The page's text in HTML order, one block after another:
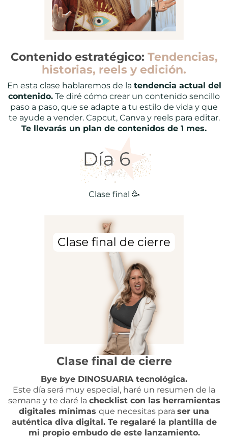
Contenido estratégico: Tendencias,
historias, reels y edición.
En esta clase hablaremos de la tendencia actual del
contenido. Te diré cómo crear un contenido sencillo
paso a paso, que se adapte a tu estilo de vida y que
te ayude a vender. Capcut, Canva y reels para editar.
Te llevarás un plan de contenidos de 1 mes.
Clase final 🥳
Clase final de cierre
Bye bye DINOSUARIA tecnológica.
Este día será muy especial, haré un resumen de la
semana y te daré la checklist con las herramientas
digitales mínimas que necesitas para ser una
auténtica diva digital. Te regalaré la plantilla de
mi propio embudo de este lanzamiento.